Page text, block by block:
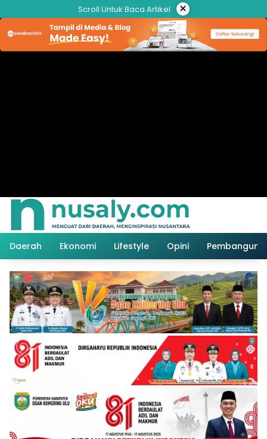
ke
konten
Scroll Untuk Baca Artikel ×
Daerah Ekonomi Lifestyle Opini